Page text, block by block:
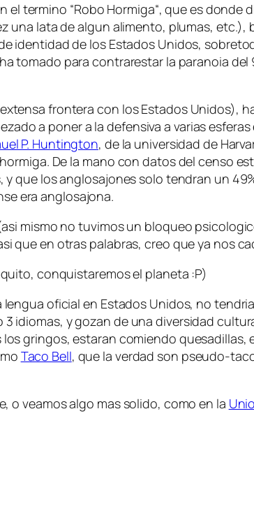
el termino “Robo Hormiga“, que es donde
lata de algun alimento, plumas, etc.),
identidad de los Estados Unidos,
tomado para contrarestar la paranoia del
frontera con los Estados Unidos),
a poner a la defensiva a varias
P. Huntington, de la universidad de
De la mano con datos del censo
que los anglosajones solo tendran un
era anglosajona.
mismo no tuvimos un bloqueo
que en otras palabras, creo que ya nos
conquistaremos el planeta :P)
oficial en Estados Unidos, no
idiomas, y gozan de una diversidad
losgringos, estaran comiendo quesadillas,
Taco Bell, que la verdad son pseudo-
o veamos algo mas solido, como en la